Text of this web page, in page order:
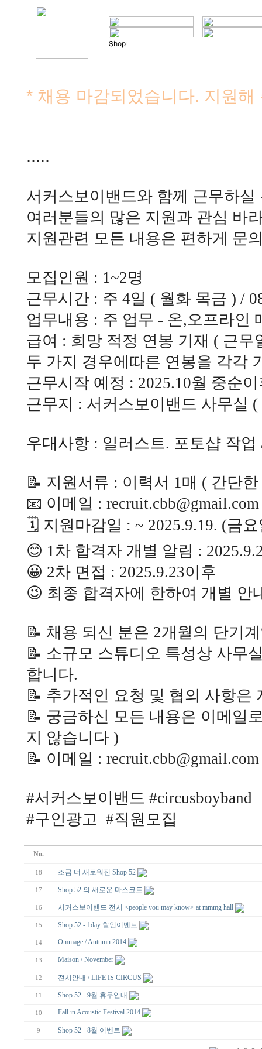
* 채용 마감되었습니다. 지원
.....
서커스보이밴드와 함께 근무하실
여러분들의 많은 지원과 관심 바
지원관련 모든 내용은 편하게 문
모집인원 : 1~2명
근무시간 : 주 4일 ( 월화 목금 ) /
업무내용 : 주 업무 - 온,오프라인
급여 : 희망 적정 연봉 기재 ( 근
두 가지 경우에따른 연봉을 각각
근무시작 예정 : 2025.10월 중순
근무지 : 서커스보이밴드 사무실
우대사항 : 일러스트. 포토샵 작
📝 지원서류 : 이력서 1매 ( 간단
📧 이메일 :
🗓️ 지원마감일 : ~ 2025.9.19. (금
😊 1차 합격자 개별 알림 :
😀 2차 면접 : 2025.9.23이후
😉 최종 합격자에 한하여 개별 안
📝 채용 되신 분은 2개월의 단기
📝 소규모 스튜디오 특성상 사무
합니다.
📝 추가적인 요청 및 협의 사항은
📝 궁금하신 모든 내용은 이메일
지 않습니다 )
📝 이메일 : recruit.cbb@gmail.com
#서커스보이밴드 #circusboyband
#구인광고 #직원모집
No.
18 조금 더 새로워진 Shop 52
17 Shop 52 의 새로운 마스코트
16 서커스보이밴드 전시 <people you may know> at mmmg hall
15 Shop 52 - 1day 할인이벤트
14 Ommage / Autumn 2014
13 Maison / November
12 전시안내 / LIFE IS CIRCUS
11 Shop 52 - 9월 휴무안내
10 Fall in Acoustic Festival 2014
9 Shop 52 - 8월 이벤트